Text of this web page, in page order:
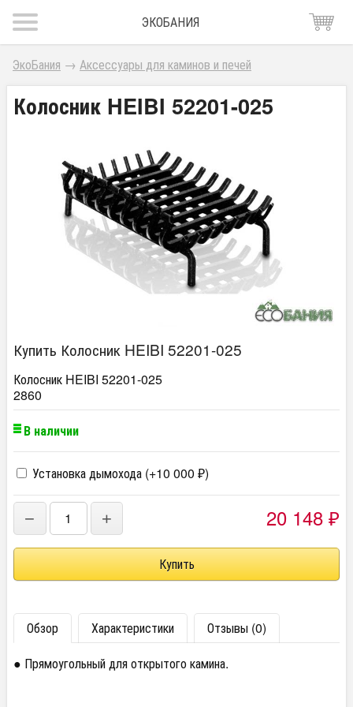
ЭКОБАНИЯ
ЭкоБания → Аксессуары для каминов и печей
Колосник HEIBI 52201-025
Купить Колосник HEIBI 52201-025
Колосник HEIBI 52201-025
2860
В наличии
Установка дымохода (+10 000 ₽)
− + 20 148 ₽
Обзор Характеристики
Отзывы (0)
● Прямоугольный для открытого камина.